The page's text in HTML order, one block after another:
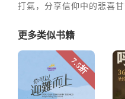
打氣，分享信仰中的悲喜甘
更多类似书籍